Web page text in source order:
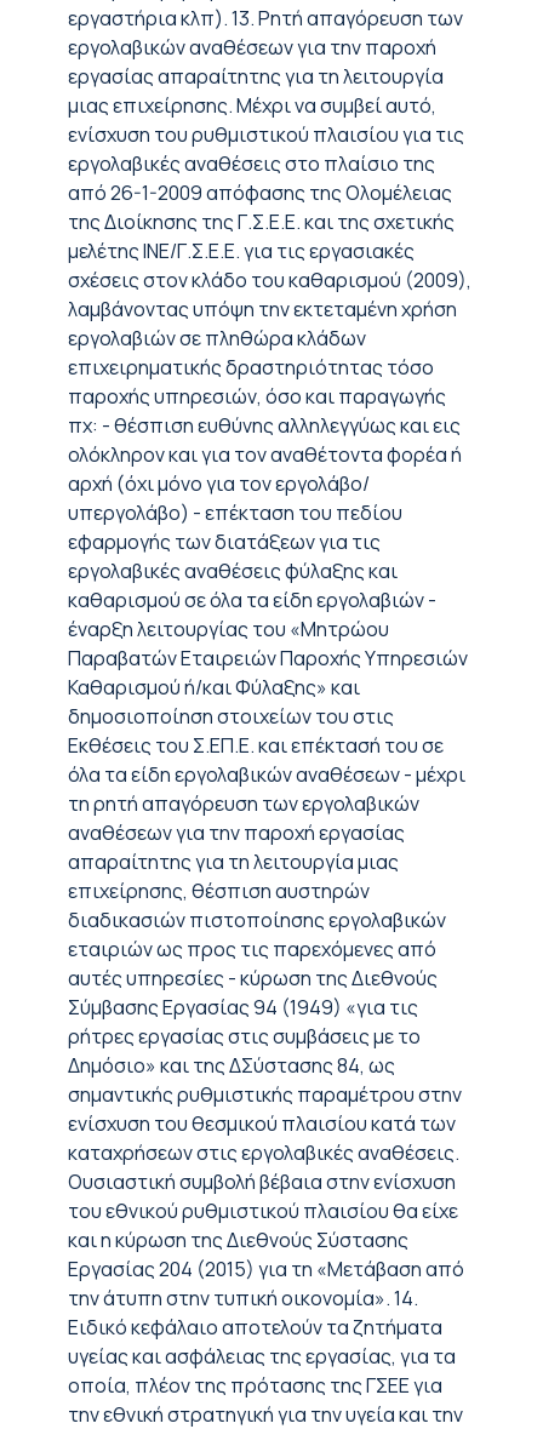
εργαστήρια κλπ). 13. Ρητή απαγόρευση των
εργολαβικών αναθέσεων για την παροχή
εργασίας απαραίτητης για τη λειτουργία
μιας επιχείρησης. Μέχρι να συμβεί αυτό,
ενίσχυση του ρυθμιστικού πλαισίου για τις
εργολαβικές αναθέσεις στο πλαίσιο της
από 26-1-2009 απόφασης της Ολομέλειας
της Διοίκησης της Γ.Σ.Ε.Ε. και της σχετικής
μελέτης ΙΝΕ/Γ.Σ.Ε.Ε. για τις εργασιακές
σχέσεις στον κλάδο του καθαρισμού (2009),
λαμβάνοντας υπόψη την εκτεταμένη χρήση
εργολαβιών σε πληθώρα κλάδων
επιχειρηματικής δραστηριότητας τόσο
παροχής υπηρεσιών, όσο και παραγωγής
πχ: - θέσπιση ευθύνης αλληλεγγύως και εις
ολόκληρον και για τον αναθέτοντα φορέα ή
αρχή (όχι μόνο για τον εργολάβο/
υπεργολάβο) - επέκταση του πεδίου
εφαρμογής των διατάξεων για τις
εργολαβικές αναθέσεις φύλαξης και
καθαρισμού σε όλα τα είδη εργολαβιών -
έναρξη λειτουργίας του «Μητρώου
Παραβατών Εταιρειών Παροχής Υπηρεσιών
Καθαρισμού ή/και Φύλαξης» και
δημοσιοποίηση στοιχείων του στις
Εκθέσεις του Σ.ΕΠ.Ε. και επέκτασή του σε
όλα τα είδη εργολαβικών αναθέσεων - μέχρι
τη ρητή απαγόρευση των εργολαβικών
αναθέσεων για την παροχή εργασίας
απαραίτητης για τη λειτουργία μιας
επιχείρησης, θέσπιση αυστηρών
διαδικασιών πιστοποίησης εργολαβικών
εταιριών ως προς τις παρεχόμενες από
αυτές υπηρεσίες - κύρωση της Διεθνούς
Σύμβασης Εργασίας 94 (1949) «για τις
ρήτρες εργασίας στις συμβάσεις με το
Δημόσιο» και της ΔΣύστασης 84, ως
σημαντικής ρυθμιστικής παραμέτρου στην
ενίσχυση του θεσμικού πλαισίου κατά των
καταχρήσεων στις εργολαβικές αναθέσεις.
Ουσιαστική συμβολή βέβαια στην ενίσχυση
του εθνικού ρυθμιστικού πλαισίου θα είχε
και η κύρωση της Διεθνούς Σύστασης
Εργασίας 204 (2015) για τη «Μετάβαση από
την άτυπη στην τυπική οικονομία». 14.
Ειδικό κεφάλαιο αποτελούν τα ζητήματα
υγείας και ασφάλειας της εργασίας, για τα
οποία, πλέον της πρότασης της ΓΣΕΕ για
την εθνική στρατηγική για την υγεία και την